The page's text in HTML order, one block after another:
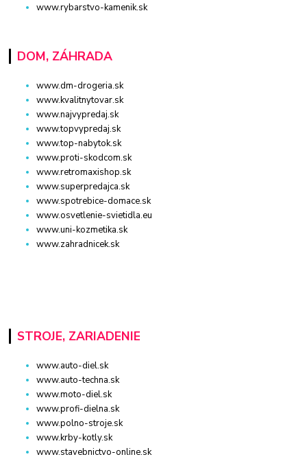
www.rybarstvo-kamenik.sk
DOM, ZÁHRADA
www.dm-drogeria.sk
www.kvalitnytovar.sk
www.najvypredaj.sk
www.topvypredaj.sk
www.top-nabytok.sk
www.proti-skodcom.sk
www.retromaxishop.sk
www.superpredajca.sk
www.spotrebice-domace.sk
www.osvetlenie-svietidla.eu
www.uni-kozmetika.sk
www.zahradnicek.sk
STROJE, ZARIADENIE
www.auto-diel.sk
www.auto-techna.sk
www.moto-diel.sk
www.profi-dielna.sk
www.polno-stroje.sk
www.krby-kotly.sk
www.stavebnictvo-online.sk